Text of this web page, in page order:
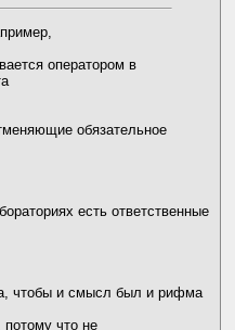
оператором в
обязательное
есть ответственные
чтобы и смысл был и рифма
что не